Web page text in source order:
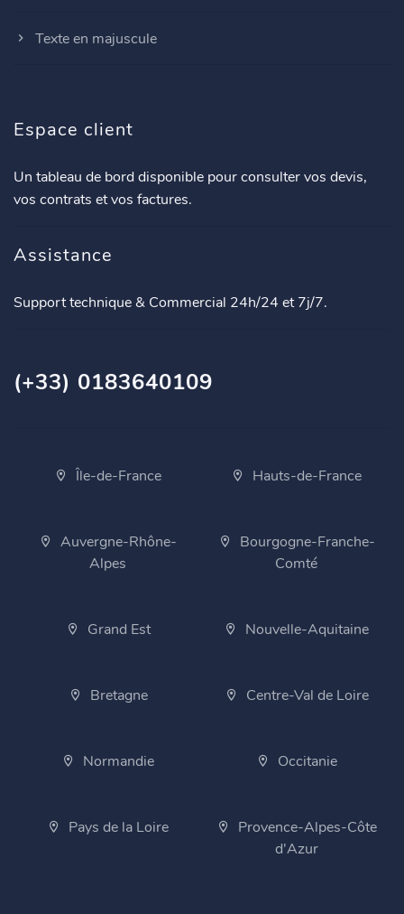
Texte en majuscule
Espace client
Un tableau de bord disponible pour consulter vos devis,
vos contrats et vos factures.
Assistance
Support technique & Commercial 24h/24 et 7j/7.
(+33) 0183640109
Île-de-France Hauts-de-France
Auvergne-Rhône-
Alpes
Bourgogne-Franche-
Comté
Grand Est Nouvelle-Aquitaine
Bretagne Centre-Val de Loire
Normandie Occitanie
Pays de la Loire
Provence-Alpes-Côte
d'Azur